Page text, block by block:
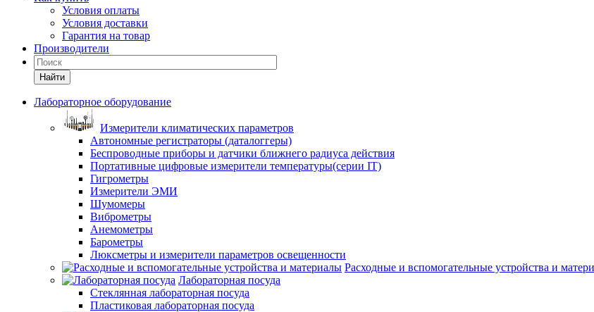
Условия оплаты
Условия доставки
Гарантия на товар
Производители
Найти
Лабораторное оборудование
Измерители климатических параметров
Автономные регистраторы (даталоггеры)
Беспроводные приборы и датчики ближнего радиуса действия
Портативные цифровые измерители температуры(серии IT)
Гигрометры
Измерители ЭМИ
Шумомеры
Виброметры
Анемометры
Барометры
Люксметры и измерители параметров освещенности
Расходные и вспомогательные устройства и
Лабораторная посуда
Стеклянная лабораторная посуда
Пластиковая лабораторная посуда